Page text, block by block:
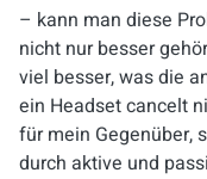
– kann man diese
nicht nur besser
viel besser, was die
ein Headset cancelt
für mein Gegenüber,
durch aktive und